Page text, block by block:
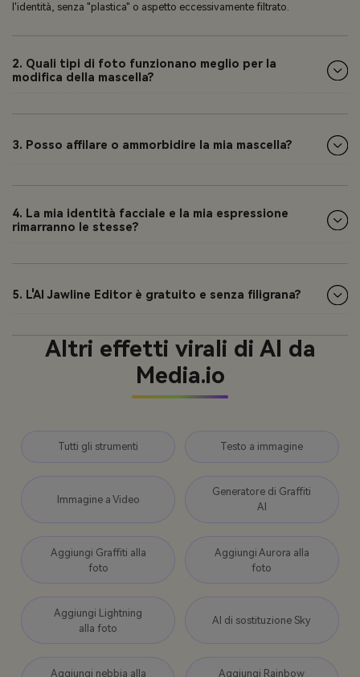
l'identità, senza "plastica" o aspetto eccessivamente filtrato.
2. Quali tipi di foto funzionano meglio per la
modifica della mascella?
3. Posso affilare o ammorbidire la mia mascella?
4. La mia identità facciale e la mia espressione
rimarranno le stesse?
5. L'AI Jawline Editor è gratuito e senza filigrana?
Altri effetti virali di AI da
Media.io
Tutti gli strumenti Testo a immagine
Immagine a Video
Generatore di Graffiti
AI
Aggiungi Graffiti alla
foto
Aggiungi Aurora alla
foto
Aggiungi Lightning
alla foto
AI di sostituzione Sky
Aggiungi nebbia alla Aggiungi Rainbow